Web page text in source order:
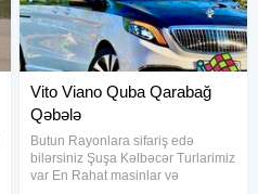
Vito Viano Quba Qarabağ
Qəbələ
Butun Rayonlara sifariş edə
bilərsiniz Şuşa Kəlbəcər Turlarimiz
var En Rahat masinlar və